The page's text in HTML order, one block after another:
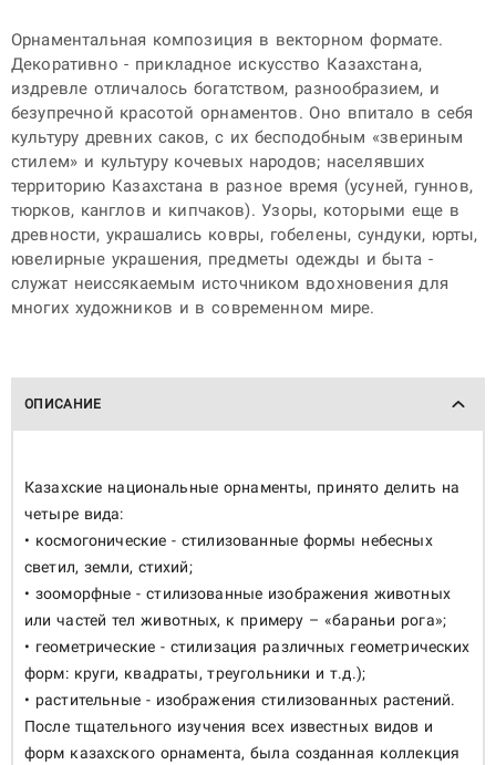
Орнаментальная композиция в векторном формате.
Декоративно - прикладное искусство Казахстана,
издревле отличалось богатством, разнообразием, и
безупречной красотой орнаментов. Оно впитало в себя
культуру древних саков, с их бесподобным «звериным
стилем» и культуру кочевых народов; населявших
территорию Казахстана в разное время (усуней, гуннов,
тюрков, канглов и кипчаков). Узоры, которыми еще в
древности, украшались ковры, гобелены, сундуки, юрты,
ювелирные украшения, предметы одежды и быта -
служат неиссякаемым источником вдохновения для
многих художников и в современном мире.
ОПИСАНИЕ
Казахские национальные орнаменты, принято делить на
четыре вида:
• космогонические - стилизованные формы небесных
светил, земли, стихий;
• зооморфные - стилизованные изображения животных
или частей тел животных, к примеру – «бараньи рога»;
• геометрические - стилизация различных геометрических
форм: круги, квадраты, треугольники и т.д.);
• растительные - изображения стилизованных растений.
После тщательного изучения всех известных видов и
форм казахского орнамента, была созданная коллекция